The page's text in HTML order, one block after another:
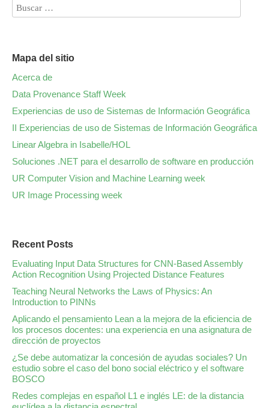
Mapa del sitio
Acerca de
Data Provenance Staff Week
Experiencias de uso de Sistemas de Información Geográfica
II Experiencias de uso de Sistemas de Información Geográfica
Linear Algebra in Isabelle/HOL
Soluciones .NET para el desarrollo de software en producción
UR Computer Vision and Machine Learning week
UR Image Processing week
Recent Posts
Evaluating Input Data Structures for CNN-Based Assembly
Action Recognition Using Projected Distance Features
Teaching Neural Networks the Laws of Physics: An
Introduction to PINNs
Aplicando el pensamiento Lean a la mejora de la eficiencia de
los procesos docentes: una experiencia en una asignatura de
dirección de proyectos
¿Se debe automatizar la concesión de ayudas sociales? Un
estudio sobre el caso del bono social eléctrico y el software
BOSCO
Redes complejas en español L1 e inglés LE: de la distancia